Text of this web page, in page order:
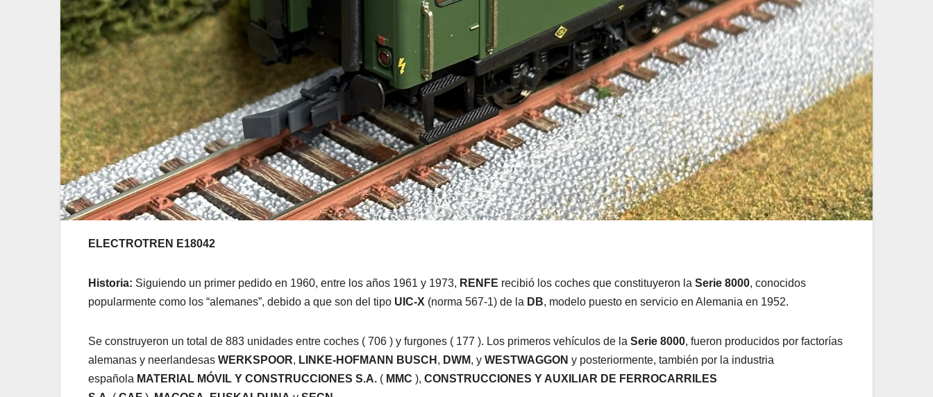
ELECTROTREN E18042
Historia: Siguiendo un primer pedido en 1960, entre los años 1961 y 1973, RENFE recibió los coches que constituyeron la Serie 8000, conocidos
popularmente como los “alemanes”, debido a que son del tipo UIC-X (norma 567-1) de la DB, modelo puesto en servicio en Alemania en 1952.
Se construyeron un total de 883 unidades entre coches ( 706 ) y furgones ( 177 ). Los primeros vehículos de la Serie 8000, fueron producidos por factorías
alemanas y neerlandesas WERKSPOOR, LINKE-HOFMANN BUSCH , DWM, y WESTWAGGON y posteriormente, también por la industria
española MATERIAL MÓVIL Y CONSTRUCCIONES S.A. ( MMC ), CONSTRUCCIONES Y AUXILIAR DE FERROCARRILES